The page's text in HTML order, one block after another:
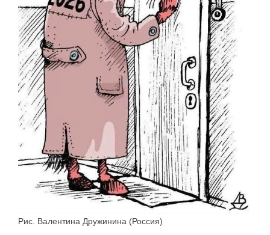
Рис. Валентина Дружинина (Россия)